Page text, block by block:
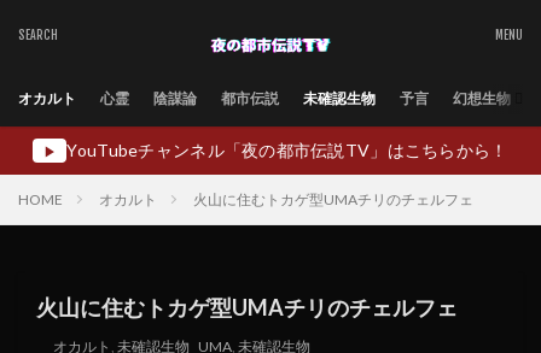
オカルト 心霊 陰謀論 都市伝説 未確認生物 予言 幻想生物
▶ YouTubeチャンネル「夜の都市伝説TV」はこちらから！
HOME オカルト 火山に住むトカゲ型UMAチリのチェルフェ
火山に住むトカゲ型UMAチリのチェルフェ
オカルト , 未確認生物 UMA, 未確認生物